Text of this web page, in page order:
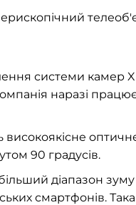
системи камер
наразі працює
високоякісне
90 градусів.
діапазон
смартфонів.